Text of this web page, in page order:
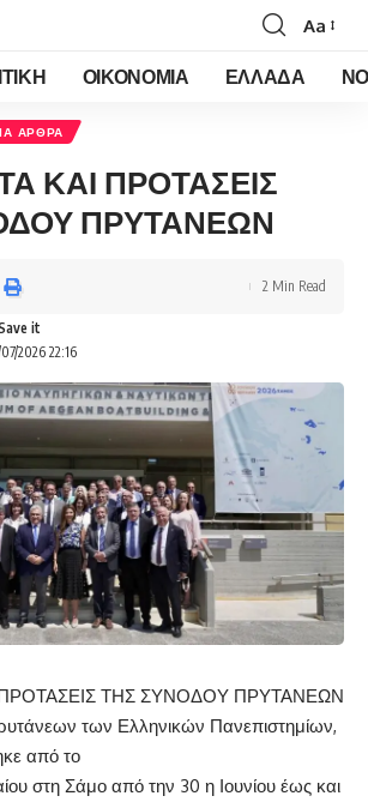
Font
Resizer
Aa
ΟΙΚΟΝΟΜΙΑ ΕΛΛΑΔΑ
ΑΡΘΡΑ
ΚΑΙ ΠΡΟΤΑΣΕΙΣ
ΠΡΥΤΑΝΕΩΝ
2026 22:16
2 Min Read
ΤΗΣ ΣΥΝΟΔΟΥ ΠΡΥΤΑΝΕΩΝ
των Ελληνικών Πανεπιστημίων,
από το
στη Σάμο από την 30 η Ιουνίου έως και